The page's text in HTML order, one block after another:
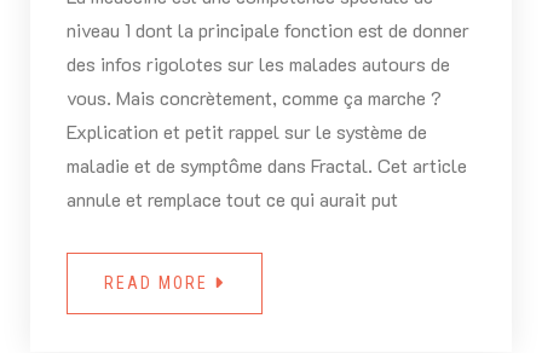
niveau 1 dont la principale fonction est de donner
des infos rigolotes sur les malades autours de
vous. Mais concrètement, comme ça marche ?
Explication et petit rappel sur le système de
maladie et de symptôme dans Fractal. Cet article
annule et remplace tout ce qui aurait put
READ MORE